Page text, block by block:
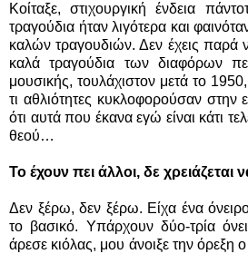
Κοίταξε, στιχουργική ένδεια
τραγούδια ήταν λιγότερα και
καλών τραγουδιών. Δεν έχεις παρά
καλά τραγούδια των διαφόρων
μουσικής, τουλάχιστον μετά το
τι αθλιότητες κυκλοφορούσαν στην
ότι αυτά που έκανα εγώ είναι κάτι
θεού…
Το έχουν πει άλλοι, δε χρειάζεται
Δεν ξέρω, δεν ξέρω. Είχα ένα
το βασικό. Υπάρχουν δύο-τρία
άρεσε κιόλας, μου άνοιξε την όρεξη